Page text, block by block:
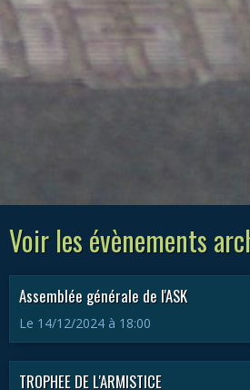
Voir les évènements
Assemblée générale de l'ASK
Le 14/12/2024 à 18:00
TROPHEE DE L'ARMISTICE